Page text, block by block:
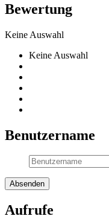
Bewertung
Keine Auswahl
Keine Auswahl
Benutzername
Aufrufe